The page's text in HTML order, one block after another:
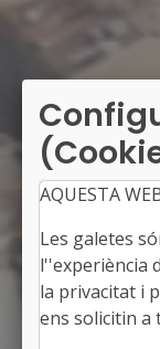
AQUESTA
Les galetes
l''experiència
la privacitat i
ens solicitin a